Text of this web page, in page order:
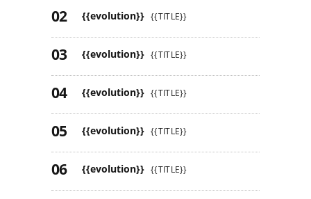
{{evolution}} {{TITLE}}
{{evolution}} {{TITLE}}
{{evolution}} {{TITLE}}
{{evolution}} {{TITLE}}
{{evolution}} {{TITLE}}